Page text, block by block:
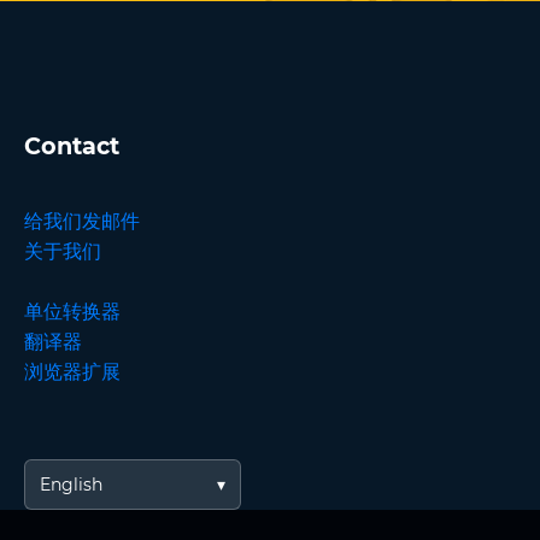
Contact
给我们发邮件
关于我们
单位转换器
翻译器
浏览器扩展
English